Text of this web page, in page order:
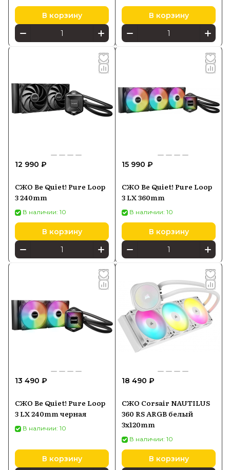
В корзину В корзину
12 990 ₽
СЖО Be Quiet! Pure Loop
3 240mm
В наличии: 10
В корзину
15 990 ₽
СЖО Be Quiet! Pure Loop
3 LX 360mm
В наличии: 10
В корзину
13 490 ₽
СЖО Be Quiet! Pure Loop
3 LX 240mm черная
В наличии: 10
В корзину
18 490 ₽
СЖО Corsair NAUTILUS
360 RS ARGB белый
3x120mm
В наличии: 10
В корзину